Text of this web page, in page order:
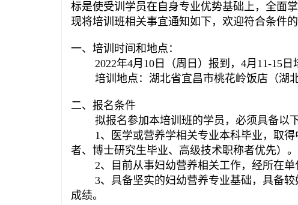
标是使受训学员在自身专业优势基础上，全面
现将培训班相关事宜通知如下，欢迎符合条件
一、培训时间和地点：
2022年4月10日（周日）报到，4月11-15日
培训地点：湖北省宜昌市桃花岭饭店（湖
二、报名条件
拟报名参加本培训班的学员，必须具备以
1、医学或营养学相关专业本科毕业，取
者、博士研究生毕业、高级技术职称者优先）。
2、目前从事妇幼营养相关工作，经所在单
3、具备坚实的妇幼营养专业基础，具备
成绩。